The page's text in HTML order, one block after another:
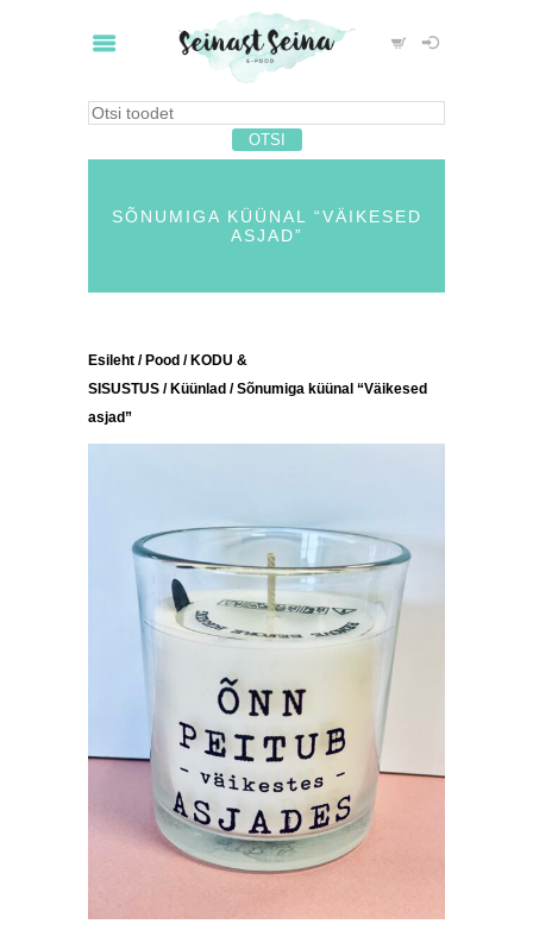
SÕNUMIGA KÜÜNAL “VÄIKESED
ASJAD”
Esileht / Pood / KODU &
SISUSTUS / Küünlad / Sõnumiga küünal “Väikesed
asjad”